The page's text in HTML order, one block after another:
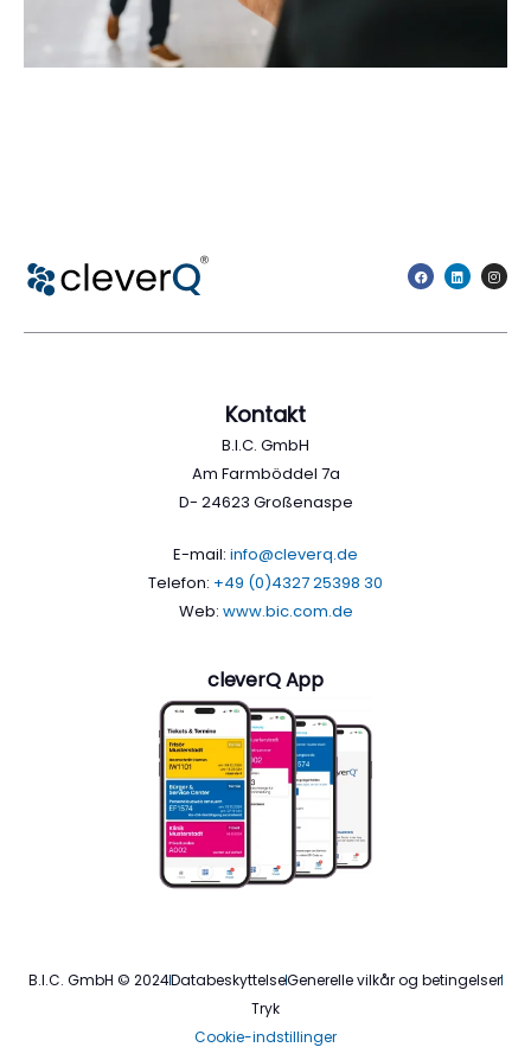
Kontakt
B.I.C. GmbH
Am Farmböddel 7a
D- 24623 Großenaspe
E-mail: info@cleverq.de
Telefon: +49 (0)4327 25398 30
Web: www.bic.com.de
cleverQ App
B.I.C. GmbH © 2024DatabeskyttelseGenerelle vilkår og betingelser
Tryk
Cookie-indstillinger